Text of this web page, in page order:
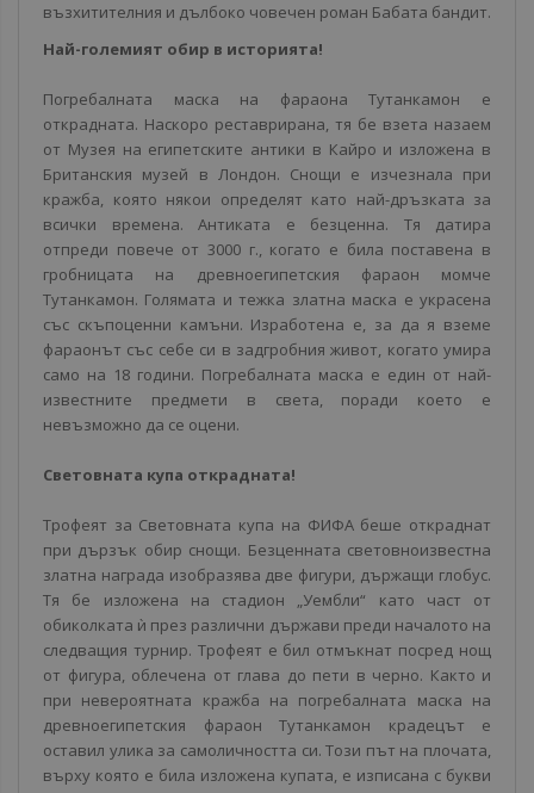
възхитителния и дълбоко човечен роман Бабата бандит.
Най-големият обир в историята!
Погребалната маска на фараона Тутанкамон е
открадната. Наскоро реставрирана, тя бе взета назаем
от Музея на египетските антики в Кайро и изложена в
Британския музей в Лондон. Снощи е изчезнала при
кражба, която някои определят като най-дръзката за
всички времена. Антиката е безценна. Тя датира
отпреди повече от 3000 г., когато е била поставена в
гробницата на древноегипетския фараон момче
Тутанкамон. Голямата и тежка златна маска е украсена
със скъпоценни камъни. Изработена е, за да я вземе
фараонът със себе си в задгробния живот, когато умира
само на 18 години. Погребалната маска е един от най-
известните предмети в света, поради което е
невъзможно да се оцени.
Световната купа открадната!
Трофеят за Световната купа на ФИФА беше откраднат
при дързък обир снощи. Безценната световноизвестна
златна награда изобразява две фигури, държащи глобус.
Тя бе изложена на стадион „Уембли“ като част от
обиколката ѝ през различни държави преди началото на
следващия турнир. Трофеят е бил отмъкнат посред нощ
от фигура, облечена от глава до пети в черно. Както и
при невероятната кражба на погребалната маска на
древноегипетския фараон Тутанкамон крадецът е
оставил улика за самоличността си. Този път на плочата,
върху която е била изложена купата, е изписана с букви